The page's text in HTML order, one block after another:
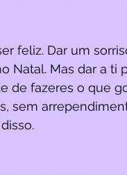
feliz. Dar um
Natal. Mas dar a ti
de fazeres o que
sem